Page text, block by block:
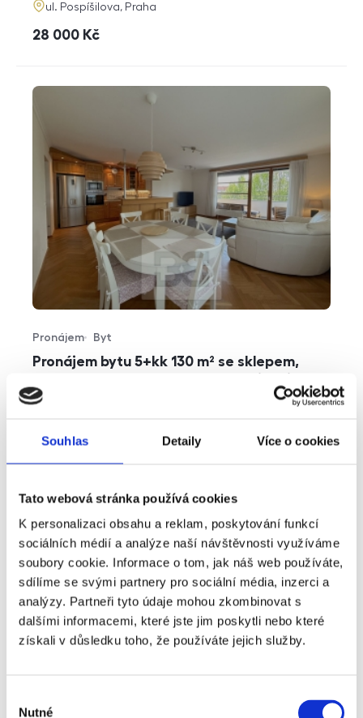
Souhlas Detaily Více o cookies
Tato webová stránka používá cookies
K personalizaci obsahu a reklam, poskytování funkcí
sociálních médií a analýze naší návštěvnosti využíváme
soubory cookie. Informace o tom, jak náš web používáte,
sdílíme se svými partnery pro sociální média, inzerci a
analýzy. Partneři tyto údaje mohou zkombinovat s
dalšími informacemi, které jste jim poskytli nebo které
získali v důsledku toho, že používáte jejich služby.
Nutné
adresa
ul. Pospíšilova, Praha
cena
28 000 Kč
Pronájem bytu 5+kk 130 m² se sklepem,
Typ nabídky
Pronájem
Typ nemovitosti
Byt
funkce
parkování sklep výtah
cena
49 000 Kč